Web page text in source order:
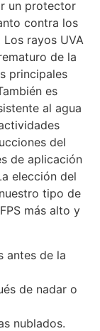
un protector
contra los
rayos UVA
de la
principales
es
al agua
del
de aplicación
elección del
tipo de
más alto y
antes de la
de nadar o
nublados.